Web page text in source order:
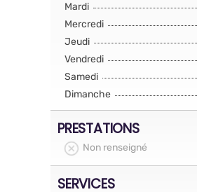
Mardi
Mercredi
Jeudi
Vendredi
Samedi
Dimanche
PRESTATIONS
Non renseigné
SERVICES